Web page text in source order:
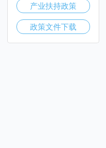
产业扶持政策
政策文件下载